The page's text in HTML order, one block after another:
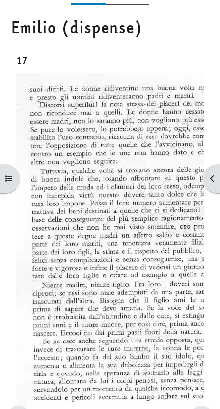
Apri indice del corso
Emilio (dispense)
17